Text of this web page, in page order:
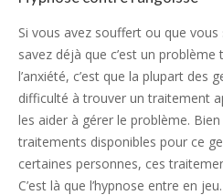
Si vous avez souffert ou que vous
savez déjà que c’est un
l’anxiété, c’est que la plupart des
difficulté à trouver un traitement
les aider à gérer le problème.
traitements disponibles pour ce
certaines personnes, ces
C’est là que l’hypnose entre en jeu.